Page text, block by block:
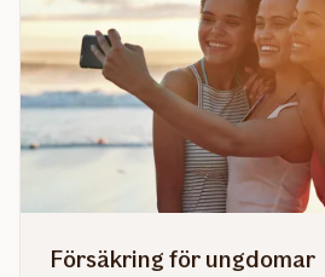
Försäkring för ungdomar